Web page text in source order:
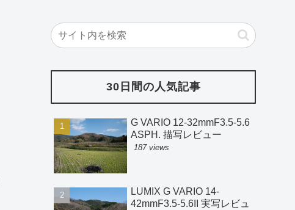
30日間の人気記事
G VARIO 12-32mmF3.5-5.6
ASPH. 描写レビュー
187 views
LUMIX G VARIO 14-
42mmF3.5-5.6II 実写レビュ